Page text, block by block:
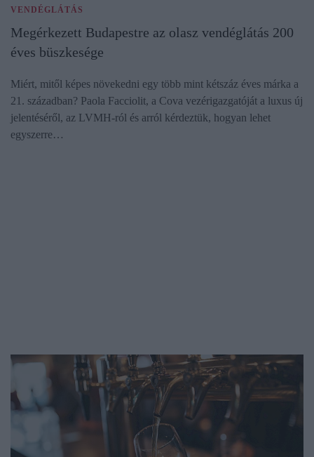
VENDÉGLÁTÁS
Megérkezett Budapestre az olasz vendéglátás 200
éves büszkesége
Miért, mitől képes növekedni egy több mint kétszáz éves márka a
21. században? Paola Facciolit, a Cova vezérigazgatóját a luxus új
jelentéséről, az LVMH-ról és arról kérdeztük, hogyan lehet
egyszerre…